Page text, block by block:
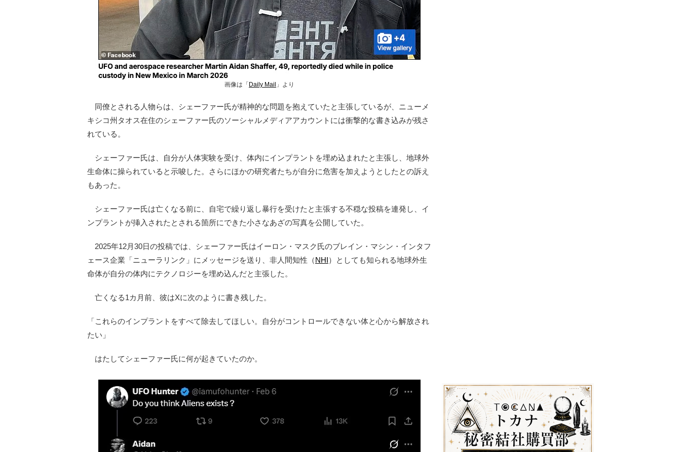
画像は「Daily Mail 」より
同僚とされる人物らは、シェーファー氏が精神的な問題を抱えていたと主張しているが、ニューメ
キシコ州タオス在住のシェーファー氏のソーシャルメディアアカウントには衝撃的な書き込みが残さ
れている。
シェーファー氏は、自分が人体実験を受け、体内にインプラントを埋め込まれたと主張し、地球外
生命体に操られていると示唆した。さらにほかの研究者たちが自分に危害を加えようとしたとの訴え
もあった。
シェーファー氏は亡くなる前に、自宅で繰り返し暴行を受けたと主張する不穏な投稿を連発し、イ
ンプラントが挿入されたとされる箇所にできた小さなあざの写真を公開していた。
2025年12月30日の投稿では、シェーファー氏はイーロン・マスク氏のブレイン・マシン・インタフ
ェース企業「ニューラリンク」にメッセージを送り、非人間知性（NHI）としても知られる地球外生
命体が自分の体内にテクノロジーを埋め込んだと主張した。
亡くなる1カ月前、彼はXに次のように書き残した。
「これらのインプラントをすべて除去してほしい。自分がコントロールできない体と心から解放され
たい」
はたしてシェーファー氏に何が起きていたのか。